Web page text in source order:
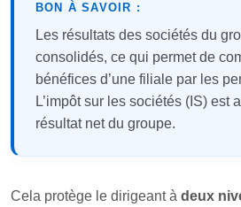
BON À SAVOIR :
Les résultats des sociétés du
consolidés, ce qui permet de
bénéfices d’une filiale par les
L’impôt sur les sociétés (IS) est
résultat net du groupe.
Cela protège le dirigeant à deux